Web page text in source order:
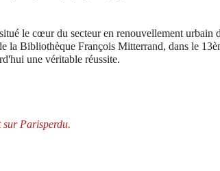
le cœur du secteur en renouvellement urbain
la Bibliothèque François Mitterrand, dans le
une véritable réussite.
sur Parisperdu.